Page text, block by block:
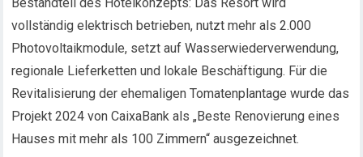
vollständig elektrisch betrieben, nutzt mehr als 2.000
Photovoltaikmodule, setzt auf Wasserwiederverwendung,
regionale Lieferketten und lokale Beschäftigung. Für die
Revitalisierung der ehemaligen Tomatenplantage wurde das
Projekt 2024 von CaixaBank als „Beste Renovierung eines
Hauses mit mehr als 100 Zimmern“ ausgezeichnet.